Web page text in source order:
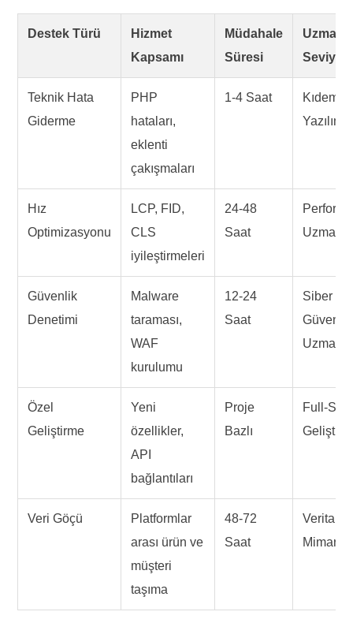
Destek Türü
Hizmet
Kapsamı
Müdahale
Süresi
Seviyesi
Teknik Hata
Giderme
PHP
hataları,
eklenti
çakışmaları
1-4 Saat
Kıdemli
Yazılımcı
Hız
Optimizasyonu
LCP, FID,
CLS
iyileştirmeleri
24-48
Saat
Uzmanı
Güvenlik
Denetimi
Malware
taraması,
WAF
kurulumu
12-24
Saat
Siber
Güvenlik
Uzmanı
Özel
Geliştirme
Yeni
özellikler,
API
bağlantıları
Proje
Bazlı
Full-
Veri Göçü
Platformlar
arası ürün ve
müşteri
taşıma
48-72
Saat
Mimarı